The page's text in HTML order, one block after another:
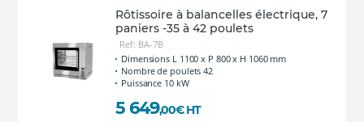
Rôtissoire à balancelles électrique, 7
paniers -35 à 42 poulets
Ref: BA-7B
Dimensions L 1100 x P 800 x H 1060 mm
Nombre de poulets 42
Puissance 10 kW
5 649,00€ HT